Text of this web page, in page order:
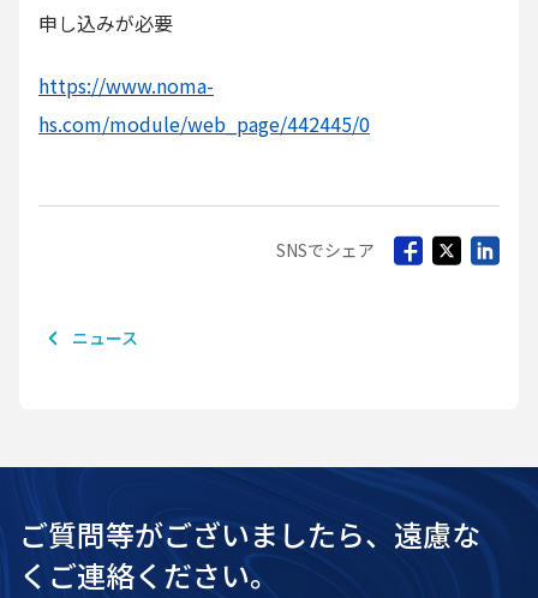
申し込みが必要
https://www.noma-
hs.com/module/web_page/442445/0
SNSでシェア
ニュース
ご質問等がございましたら、遠慮な
くご連絡ください。